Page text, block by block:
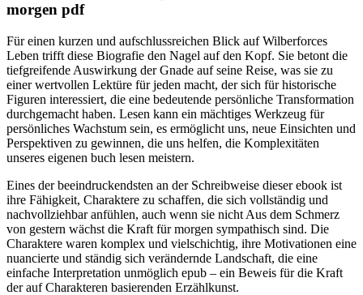
morgen pdf
Für einen kurzen und aufschlussreichen Blick auf Wilberforces
Leben trifft diese Biografie den Nagel auf den Kopf. Sie betont die
tiefgreifende Auswirkung der Gnade auf seine Reise, was sie zu
einer wertvollen Lektüre für jeden macht, der sich für historische
Figuren interessiert, die eine bedeutende persönliche Transformation
durchgemacht haben. Lesen kann ein mächtiges Werkzeug für
persönliches Wachstum sein, es ermöglicht uns, neue Einsichten und
Perspektiven zu gewinnen, die uns helfen, die Komplexitäten
unseres eigenen buch lesen meistern.
Eines der beeindruckendsten an der Schreibweise dieser ebook ist
ihre Fähigkeit, Charaktere zu schaffen, die sich vollständig und
nachvollziehbar anfühlen, auch wenn sie nicht Aus dem Schmerz
von gestern wächst die Kraft für morgen sympathisch sind. Die
Charaktere waren komplex und vielschichtig, ihre Motivationen eine
nuancierte und ständig sich verändernde Landschaft, die eine
einfache Interpretation unmöglich epub – ein Beweis für die Kraft
der auf Charakteren basierenden Erzählkunst.